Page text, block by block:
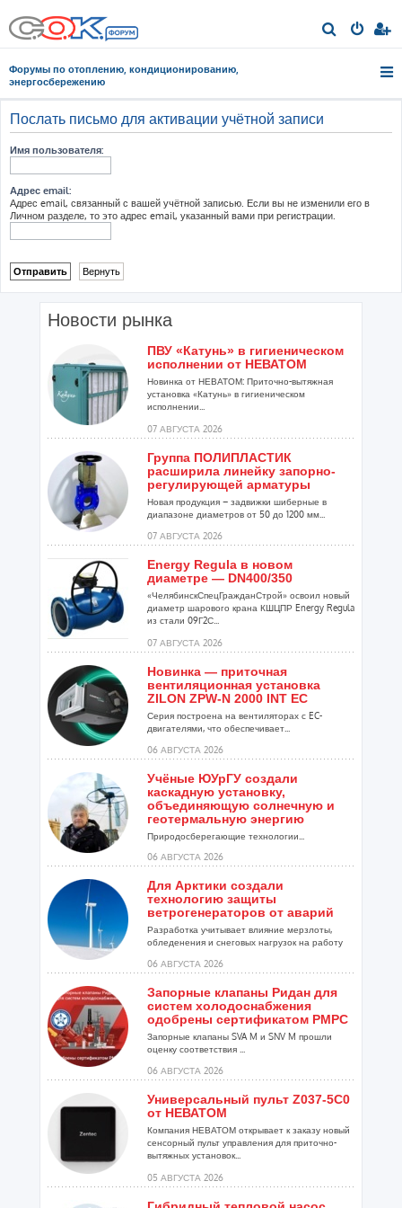
о
Форумы по отоплению, кондиционированию,
энергосбережению
Послать письмо для активации учётной записи
Имя пользователя:
Адрес email:
Адрес email, связанный с вашей учётной записью. Если вы не изменили его в
Личном разделе, то это адрес email, указанный вами при регистрации.
Новости рынка
ПВУ «Катунь» в гигиеническом
исполнении от НЕВАТОМ
Новинка от НЕВАТОМ: Приточно-вытяжная
установка «Катунь» в гигиеническом
исполнении...
07 АВГУСТА 2026
Группа ПОЛИПЛАСТИК
расширила линейку запорно-
регулирующей арматуры
Новая продукция – задвижки шиберные в
диапазоне диаметров от 50 до 1200 мм...
07 АВГУСТА 2026
Energy Regula в новом
диаметре — DN400/350
«ЧелябинскСпецГражданСтрой» освоил новый
диаметр шарового крана КШЦПР Energy Regula
из стали 09Г2С...
07 АВГУСТА 2026
Новинка — приточная
вентиляционная установка
ZILON ZPW-N 2000 INT EC
Серия построена на вентиляторах с EC-
двигателями, что обеспечивает...
06 АВГУСТА 2026
Учёные ЮУрГУ создали
каскадную установку,
объединяющую солнечную и
геотермальную энергию
Природосберегающие технологии...
06 АВГУСТА 2026
Для Арктики создали
технологию защиты
ветрогенераторов от аварий
Разработка учитывает влияние мерзлоты,
обледенения и снеговых нагрузок на работу
06 АВГУСТА 2026
Запорные клапаны Ридан для
систем холодоснабжения
одобрены сертификатом РМРС
Запорные клапаны SVA M и SNV M прошли
оценку соответствия ...
06 АВГУСТА 2026
Универсальный пульт Z037-5C0
от НЕВАТОМ
Компания НЕВАТОМ открывает к заказу новый
сенсорный пульт управления для приточно-
вытяжных установок...
05 АВГУСТА 2026